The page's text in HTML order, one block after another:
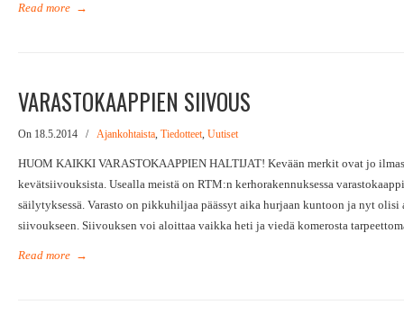
Read more →
VARASTOKAAPPIEN SIIVOUS
On 18.5.2014 / Ajankohtaista, Tiedotteet, Uutiset
HUOM KAIKKI VARASTOKAAPPIEN HALTIJAT! Kevään merkit ovat jo
kevätsiivouksista. Usealla meistä on RTM:n kerhorakennuksessa
säilytyksessä. Varasto on pikkuhiljaa päässyt aika hurjaan kuntoon ja nyt olisi
siivoukseen. Siivouksen voi aloittaa vaikka heti ja viedä komerosta
Read more →